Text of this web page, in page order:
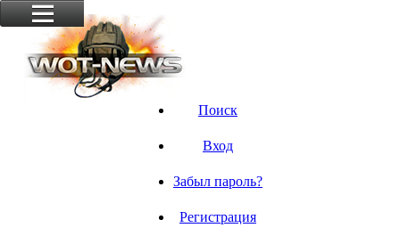
Поиск
Вход
Забыл пароль?
Регистрация